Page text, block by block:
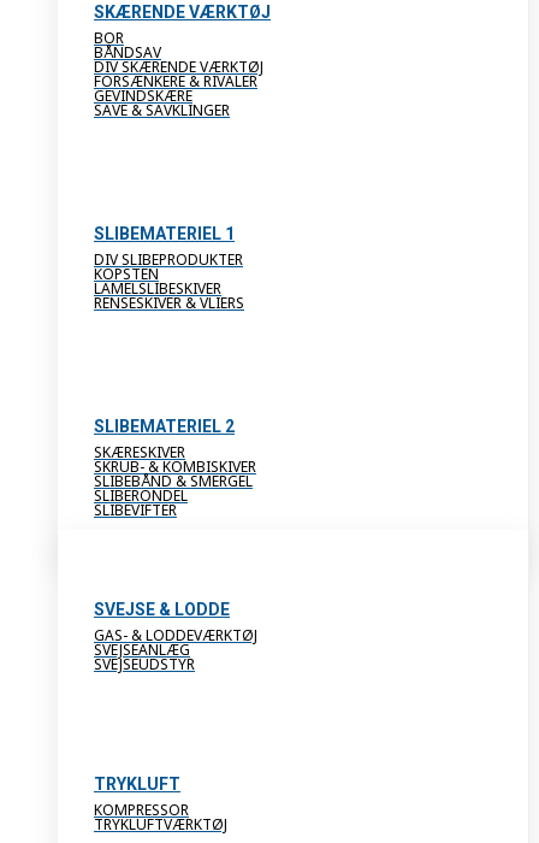
SKÆRENDE VÆRKTØJ
BOR
BÅNDSAV
DIV SKÆRENDE VÆRKTØJ
FORSÆNKERE & RIVALER
GEVINDSKÆRE
SAVE & SAVKLINGER
SLIBEMATERIEL 1
DIV SLIBEPRODUKTER
KOPSTEN
LAMELSLIBESKIVER
RENSESKIVER & VLIERS
SLIBEMATERIEL 2
SKÆRESKIVER
SKRUB- & KOMBISKIVER
SLIBEBÅND & SMERGEL
SLIBERONDEL
SLIBEVIFTER
SVEJSE & LODDE
GAS- & LODDEVÆRKTØJ
SVEJSEANLÆG
SVEJSEUDSTYR
TRYKLUFT
KOMPRESSOR
TRYKLUFTVÆRKTØJ